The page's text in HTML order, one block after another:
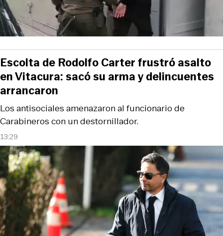
13:29
Los antisociales amenazaron al funcionario de
Carabineros con un destornillador.
Escolta de Rodolfo Carter frustró asalto
en Vitacura: sacó su arma y delincuentes
arrancaron